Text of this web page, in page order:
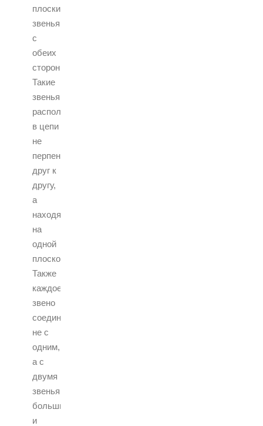
плоские
звенья
с
обеих
сторон.
Такие
звенья
расположены
в цепи
не
перпендикулярное
друг к
другу,
а
находятся
на
одной
плоскости.
Также
каждое
звено
соединяется
не с
одним,
а с
двумя
звеньями,
большими
и